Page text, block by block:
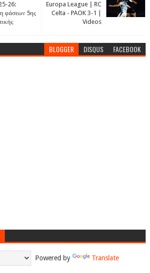
Europa League | RC
Celta - PAOK 3-1 |
Videos
26:
φάσεων 5ης
BLOGGER DISQUS FACEBOOK
Powered by Translate